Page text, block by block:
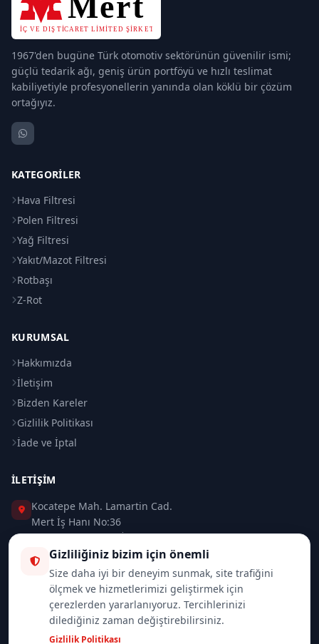
1967'den bugüne Türk otomotiv sektörünün güvenilir ismi;
güçlü tedarik ağı, geniş ürün portföyü ve hızlı teslimat
kabiliyetiyle profesyonellerin yanında olan köklü bir çözüm
ortağıyız.
KATEGORILER
Hava Filtresi
Polen Filtresi
Yağ Filtresi
Yakıt/Mazot Filtresi
Rotbaşı
Z-Rot
KURUMSAL
Hakkımızda
İletişim
Bizden Kareler
Gizlilik Politikası
İade ve İptal
İLETIŞIM
Kocatepe Mah. Lamartin Cad.
Mert İş Hanı No:36
Taksim / Beyoğlu / İSTANBUL
0 (212) 235 37 83
0 (532) 418 08 46
info@merttrade.com
Gizliliğiniz bizim için önemli
Size daha iyi bir deneyim sunmak, site trafiğini
ölçmek ve hizmetlerimizi geliştirmek için
çerezlerden yararlanıyoruz. Tercihlerinizi
dilediğiniz zaman değiştirebilirsiniz.
Gizlilik Politikası